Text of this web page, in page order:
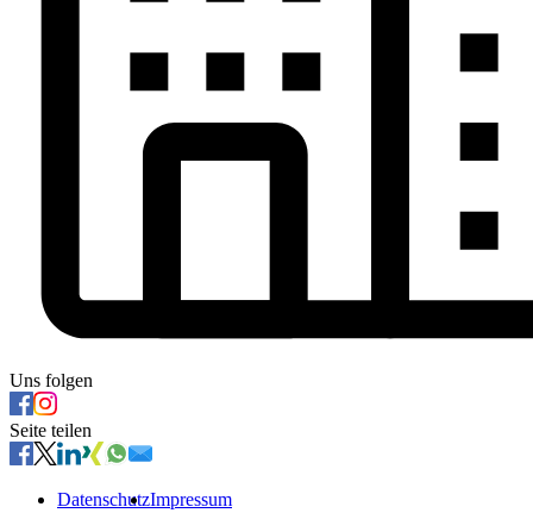
Uns folgen
Seite teilen
DatenschutzImpressum